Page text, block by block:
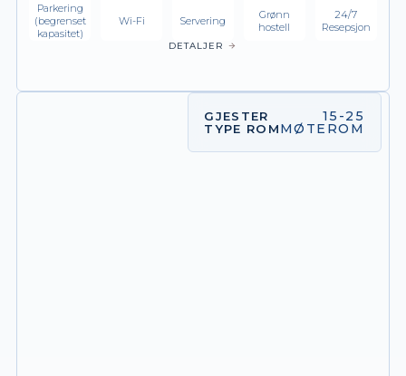
Parkering
(begrenset
kapasitet)
Wi-Fi Servering
Grønn
hostell
24/7
Resepsjon
DETALJER
GJESTER 15-25
TYPE ROMMØTEROM